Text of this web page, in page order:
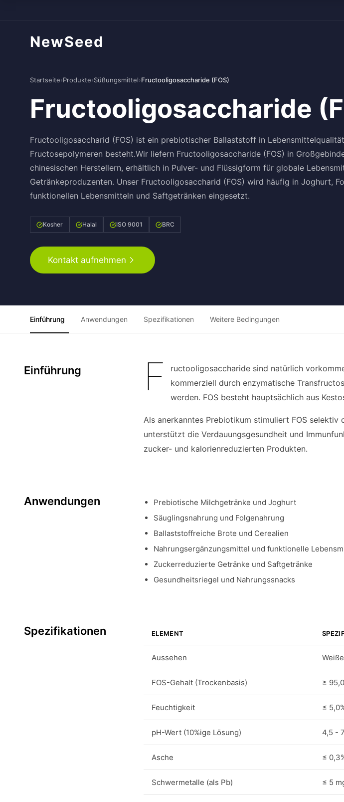
NewSeed
Startseite›Produkte›Süßungsmittel›Fructooligosaccharide (FOS)
Fructooligosaccharide
Fructooligosaccharid (FOS) ist ein prebiotischer Ballaststoff in
Fructosepolymeren besteht.Wir liefern Fructooligosaccharide (FOS) in
chinesischen Herstellern, erhältlich in Pulver- und Flüssigform für globale
Getränkeproduzenten. Unser Fructooligosaccharid (FOS) wird häufig in Joghurt,
funktionellen Lebensmitteln und Saftgetränken eingesetzt.
Kosher Halal ISO 9001 BRC
Kontakt aufnehmen
Einführung Anwendungen Spezifikationen Weitere Bedingungen
Einführung F
ructooligosaccharide sind natürlich
kommerziell durch enzymatische
werden. FOS besteht hauptsächlich aus
Als anerkanntes Prebiotikum stimuliert FOS
unterstützt die Verdauungsgesundheit und
zucker- und kalorienreduzierten Produkten.
Anwendungen
Prebiotische Milchgetränke und Joghurt
Säuglingsnahrung und Folgenahrung
Ballaststoffreiche Brote und Cerealien
Nahrungsergänzungsmittel und funktionelle
Zuckerreduzierte Getränke und Saftgetränke
Gesundheitsriegel und Nahrungssnacks
Spezifikationen ELEMENT
Aussehen
FOS-Gehalt (Trockenbasis) ≥
Feuchtigkeit ≤
pH-Wert (10%ige Lösung) 4,5 -
Asche ≤
Schwermetalle (als Pb) ≤ 5